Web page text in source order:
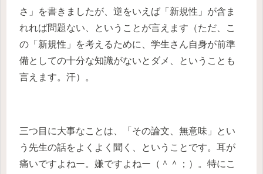
さ」を書きましたが、逆をいえば「新規性」が含ま
れれば問題ない、ということが言えます（ただ、こ
の「新規性」を考えるために、学生さん自身が前準
備としての十分な知識がないとダメ、ということも
言えます。汗）。
三つ目に大事なことは、「その論文、無意味」とい
う先生の話をよくよく聞く、ということです。耳が
痛いですよねー。嫌ですよねー（＾＾；）。特にこ